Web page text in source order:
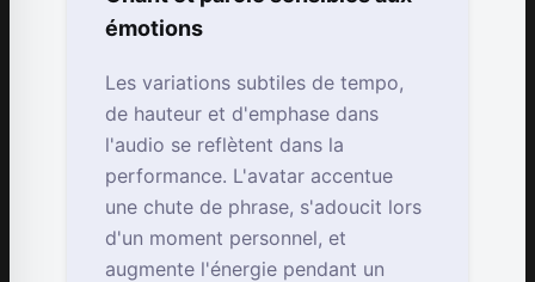
émotions
Les variations subtiles de tempo,
de hauteur et d'emphase dans
l'audio se reflètent dans la
performance. L'avatar accentue
une chute de phrase, s'adoucit lors
d'un moment personnel, et
augmente l'énergie pendant un